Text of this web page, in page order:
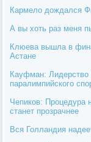
Кармело дождался
А вы хоть раз меня
Клюева вышла в
Астане
Кауфман: Лидерство
паралимпийского
Чепиков: Процедура
станет прозрачнее
Вся Голландия